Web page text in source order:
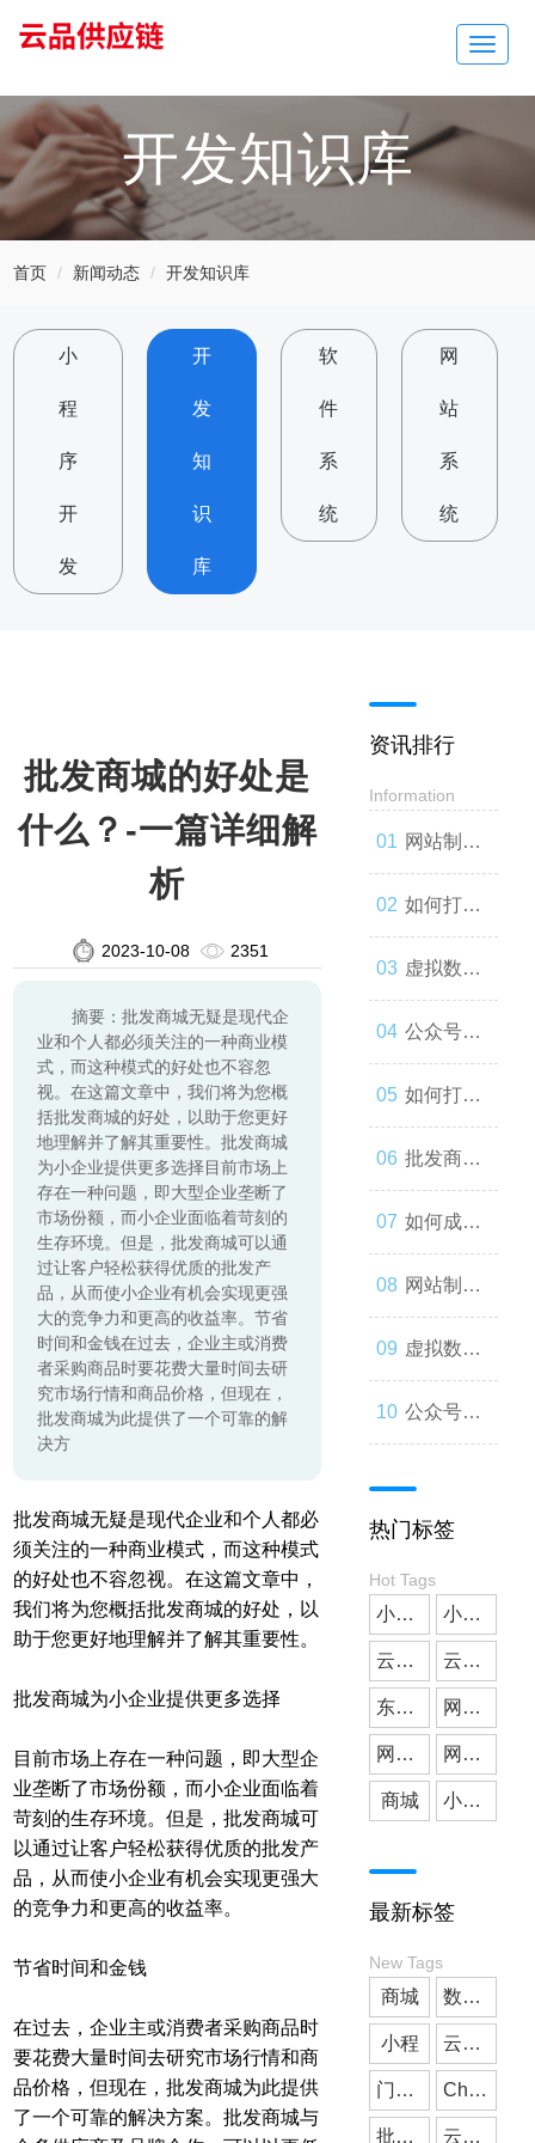
Toggle
开发知识库
首页 新闻动态 开发知识库
小
程
序
开
发
开
发
知
识
库
软
件
系
统
网
站
系
统
批发商城的好处是
什么？-一篇详细解
析
2023-10-08 2351
摘要：批发商城无疑是现代企
业和个人都必须关注的一种商业模
式，而这种模式的好处也不容忽
视。在这篇文章中，我们将为您概
括批发商城的好处，以助于您更好
地理解并了解其重要性。批发商城
为小企业提供更多选择目前市场上
存在一种问题，即大型企业垄断了
市场份额，而小企业面临着苛刻的
生存环境。但是，批发商城可以通
过让客户轻松获得优质的批发产
品，从而使小企业有机会实现更强
大的竞争力和更高的收益率。节省
时间和金钱在过去，企业主或消费
者采购商品时要花费大量时间去研
究市场行情和商品价格，但现在，
批发商城为此提供了一个可靠的解
决方
批发商城无疑是现代企业和个人都必
须关注的一种商业模式，而这种模式
的好处也不容忽视。在这篇文章中，
我们将为您概括批发商城的好处，以
助于您更好地理解并了解其重要性。
批发商城为小企业提供更多选择
目前市场上存在一种问题，即大型企
业垄断了市场份额，而小企业面临着
苛刻的生存环境。但是，批发商城可
以通过让客户轻松获得优质的批发产
品，从而使小企业有机会实现更强大
的竞争力和更高的收益率。
节省时间和金钱
在过去，企业主或消费者采购商品时
要花费大量时间去研究市场行情和商
品价格，但现在，批发商城为此提供
了一个可靠的解决方案。批发商城与
资讯排行
Information
网站制
作：让你
的品牌与
世界联系
起来
如何打造
一款高效
的网站
虚拟数字
人：技术
与人类事
务的交错
公众号开
发：如何
让你的公
众号成为
人们心中
的第一选
择
如何打造
一个优秀
的分销商
城？
批发商
城：为什
么您应该
考虑加
入？
如何成为
微信小程
序开发高
手？
网站制作
流程与技
巧
虚拟数字
人：从奇
现实
公众号开
一款受欢
迎的社交
媒体应用
热门标签
Hot Tags
小微公司 小程序开发
云派网络 云派小程序开发
东莞小程序开发 网站建设
网站搭建 网站开发
商城 小程序商城
最新标签
New Tags
商城 数字人
小程 云派小程序开发
门店预约 ChatGPT
批发小程序 云派网络